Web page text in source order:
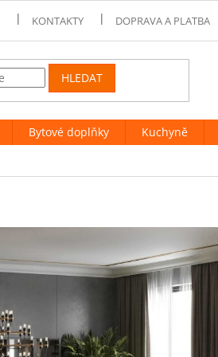
KONTAKTY DOPRAVA A PLATBA
HLEDAT
Bytové doplňky Kuchyně